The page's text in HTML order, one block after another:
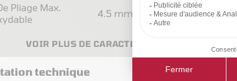
Pliage Max.
4.5 mm
VOIR PLUS DE CARACTÉRISTIQUES
technique